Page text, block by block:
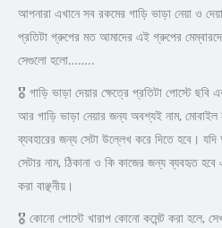
আপনারা এখানে সব রকমের গাড়ি ভাড়া নেয়া ও
প্রতিটা গ্রুপের মত আমাদের এই গ্রুপের
সেগুলো হলো……..
🎖 গাড়ি ভাড়া দেয়ার ক্ষেত্রে প্রতিটা পোস্টে
আর গাড়ি ভাড়া নেয়ার জন্য অবশ্যই নাম, মোবাইল
ব্যবহারের জন্য সেটা উল্লেখ করে দিতে হবে।
সেটার নাম, ঠিকানা ও কি কাজের জন্য ব্যবহৃত
করা বাঞ্ছনীয়।
🎖 কোনো পোস্টে খারাপ কোনো কমেন্ট করা হলে,